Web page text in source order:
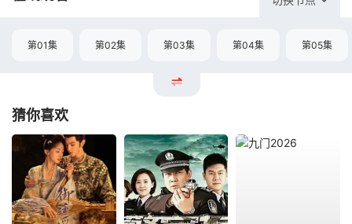
第01集 第02集 第03集 第04集 第05集
猜你喜欢